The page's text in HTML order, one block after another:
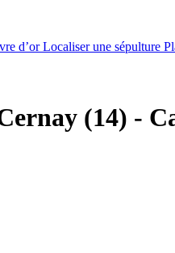
d’orLocaliser une sépulture
(14) -